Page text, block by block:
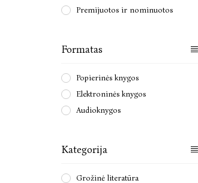
Premijuotos ir nominuotos
Formatas
Popierinės knygos
Elektroninės knygos
Audioknygos
Kategorija
Grožinė literatūra